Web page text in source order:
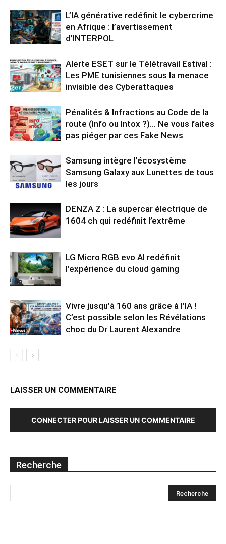
L’IA générative redéfinit le cybercrime
en Afrique : l’avertissement
d’INTERPOL
Alerte ESET sur le Télétravail Estival :
Les PME tunisiennes sous la menace
invisible des Cyberattaques
Pénalités & Infractions au Code de la
route (Info ou Intox ?)… Ne vous faites
pas piéger par ces Fake News
Samsung intègre l’écosystème
Samsung Galaxy aux Lunettes de tous
les jours
DENZA Z : La supercar électrique de
1604 ch qui redéfinit l’extrême
LG Micro RGB evo AI redéfinit
l’expérience du cloud gaming
Vivre jusqu’à 160 ans grâce à l’IA !
C’est possible selon les Révélations
choc du Dr Laurent Alexandre
LAISSER UN COMMENTAIRE
CONNECTER POUR LAISSER UN COMMENTAIRE
Recherche